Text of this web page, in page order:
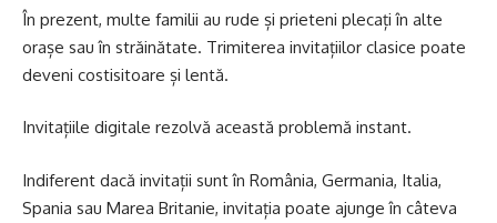
În prezent, multe familii au rude și prieteni plecați în alte
orașe sau în străinătate. Trimiterea invitațiilor clasice poate
deveni costisitoare și lentă.
Invitațiile digitale rezolvă această problemă instant.
Indiferent dacă invitații sunt în România, Germania, Italia,
Spania sau Marea Britanie, invitația poate ajunge în câteva